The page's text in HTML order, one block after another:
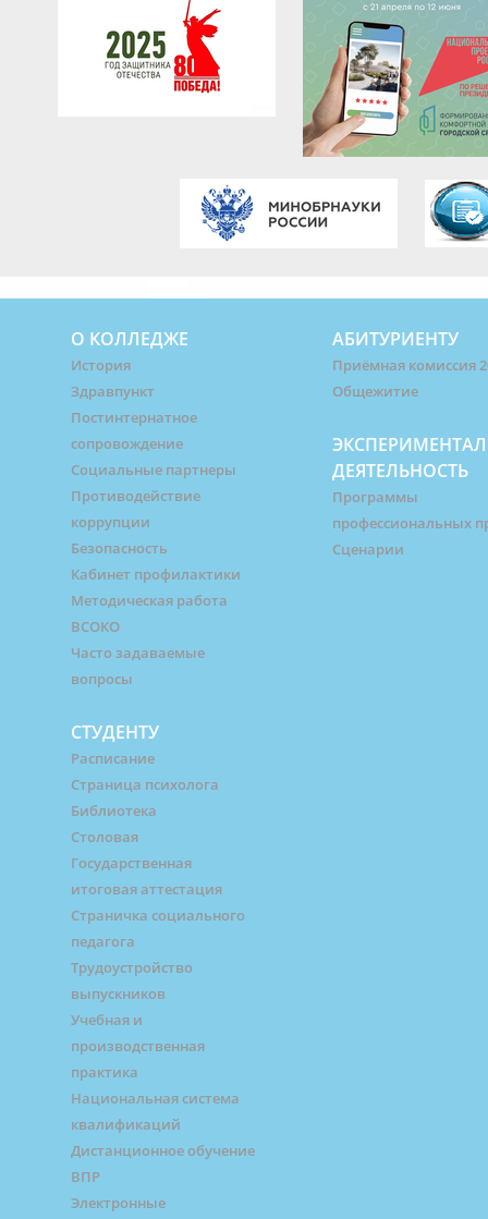
О КОЛЛЕДЖЕ
История
Здравпункт
Постинтернатное
сопровождение
Социальные партнеры
Противодействие
коррупции
Безопасность
Кабинет профилактики
Методическая работа
ВСОКО
Часто задаваемые
вопросы
СТУДЕНТУ
Расписание
Страница психолога
Библиотека
Столовая
Государственная
итоговая аттестация
Страничка социального
педагога
Трудоустройство
выпускников
Учебная и
производственная
практика
Национальная система
квалификаций
Дистанционное обучение
ВПР
Электронные
АБИТУРИЕНТУ
Приёмная комиссия
Общежитие
ДЕЯТЕЛЬНОСТЬ
Программы
профессиональных
Сценарии